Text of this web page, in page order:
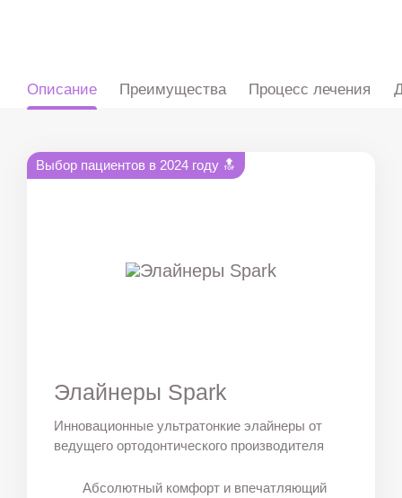
Описание Преимущества Процесс лечения
Выбор пациентов в 2024 году 🔝
Элайнеры Spark
Инновационные ультратонкие элайнеры от
ведущего ортодонтического производителя
Абсолютный комфорт и впечатляющий